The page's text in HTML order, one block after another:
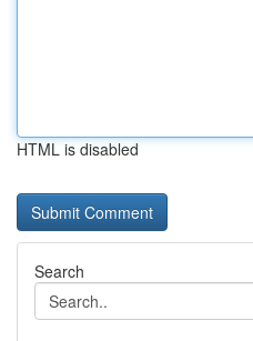
HTML is disabled
Search